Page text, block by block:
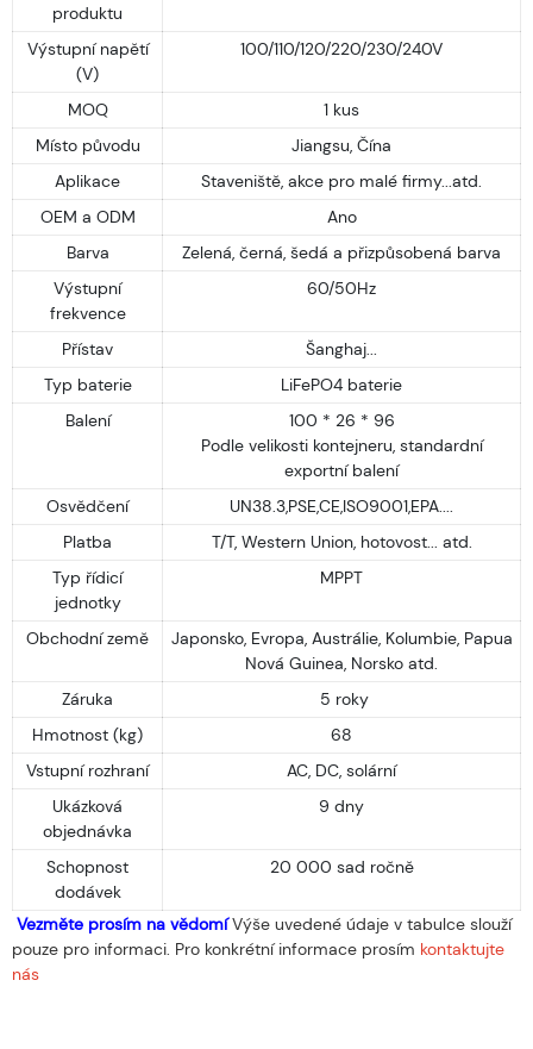
produktu
Výstupní napětí
(V)
100/110/120/220/230/240V
MOQ
1 kus
Místo původu
Jiangsu, Čína
Aplikace
Staveniště, akce pro malé firmy...atd.
OEM a ODM
Ano
Barva
Zelená, černá, šedá a přizpůsobená barva
Výstupní
frekvence
60/50Hz
Přístav
Šanghaj...
Typ baterie
LiFePO4 baterie
Balení
100 * 26 * 96
Podle velikosti kontejneru, standardní
exportní balení
Osvědčení
UN38.3,PSE,CE,ISO9001,EPA....
Platba
T/T, Western Union, hotovost... atd.
Typ řídicí
jednotky
MPPT
Obchodní země
Japonsko, Evropa, Austrálie, Kolumbie, Papua
Nová Guinea, Norsko atd.
Záruka
5 roky
Hmotnost (kg)
68
Vstupní rozhraní
AC, DC, solární
Ukázková
objednávka
9 dny
Schopnost
dodávek
20 000 sad ročně
Vezměte prosím na vědomíVýše uvedené údaje v tabulce slouží
pouze pro informaci. Pro konkrétní informace prosím kontaktujte
nás